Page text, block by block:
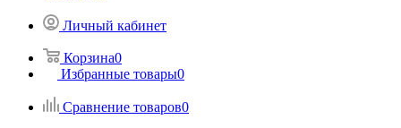
Личный кабинет
Корзина0
Избранные товары0
Сравнение товаров0